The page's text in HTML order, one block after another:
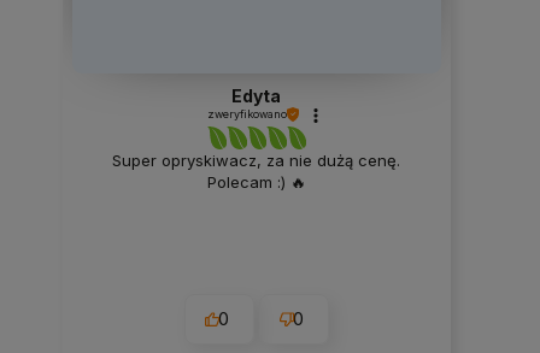
Edyta
zweryfikowano
Super opryskiwacz, za nie dużą cenę.
Polecam :) 🔥
0 0